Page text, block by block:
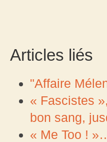
Articles liés
"Affaire
« Fascistes
bon sang,
« Me Too !